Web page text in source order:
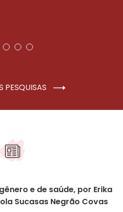
PESQUISAS
e de saúde, por Erika
Sucasas Negrão Covas